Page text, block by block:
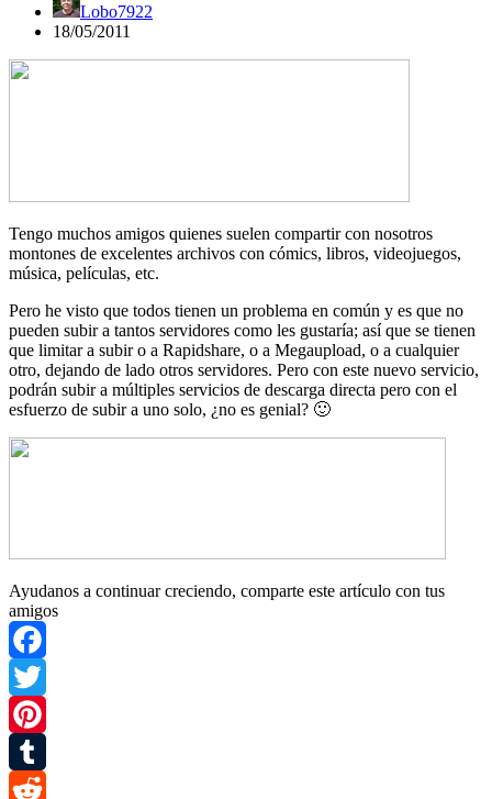
Lobo7922
18/05/2011
Tengo muchos amigos quienes suelen compartir con nosotros
montones de excelentes archivos con cómics, libros, videojuegos,
música, películas, etc.
Pero he visto que todos tienen un problema en común y es que no
pueden subir a tantos servidores como les gustaría; así que se tienen
que limitar a subir o a Rapidshare, o a Megaupload, o a cualquier
otro, dejando de lado otros servidores. Pero con este nuevo servicio,
podrán subir a múltiples servicios de descarga directa pero con el
esfuerzo de subir a uno solo, ¿no es genial? 🙂
Ayudanos a continuar creciendo, comparte este artículo con tus
amigos
Facebook
Twitter
Pinterest
Tumblr